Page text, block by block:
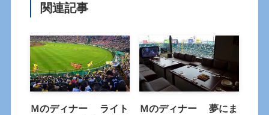
関連記事
Ｍのディナー ライト
Ｍのディナー 夢にま